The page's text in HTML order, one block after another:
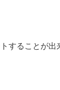
することが出